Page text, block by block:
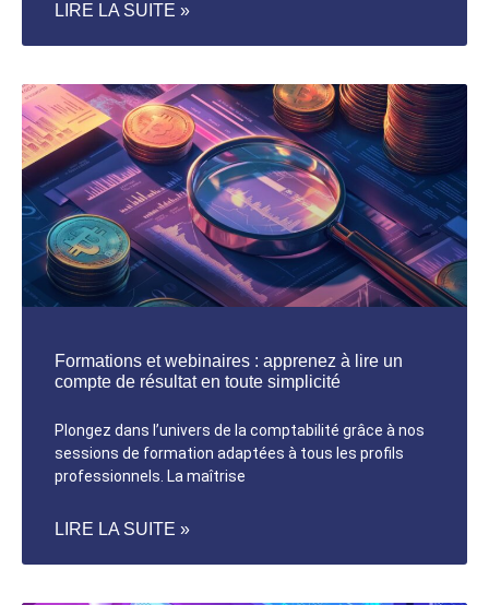
LIRE LA SUITE »
Formations et webinaires : apprenez à lire un
compte de résultat en toute simplicité
Plongez dans l’univers de la comptabilité grâce à nos
sessions de formation adaptées à tous les profils
professionnels. La maîtrise
LIRE LA SUITE »